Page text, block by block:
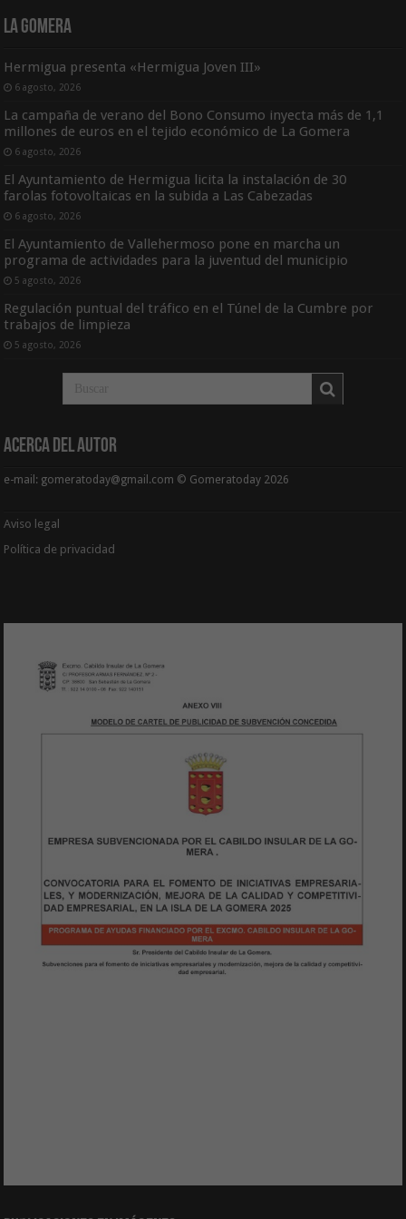
La Gomera
Hermigua presenta «Hermigua Joven III»
6 agosto, 2026
La campaña de verano del Bono Consumo inyecta más de 1,1
millones de euros en el tejido económico de La Gomera
6 agosto, 2026
El Ayuntamiento de Hermigua licita la instalación de 30
farolas fotovoltaicas en la subida a Las Cabezadas
6 agosto, 2026
El Ayuntamiento de Vallehermoso pone en marcha un
programa de actividades para la juventud del municipio
5 agosto, 2026
Regulación puntual del tráfico en el Túnel de la Cumbre por
trabajos de limpieza
5 agosto, 2026
Acerca del Autor
e-mail: gomeratoday@gmail.com © Gomeratoday 2026
Aviso legal
Política de privacidad